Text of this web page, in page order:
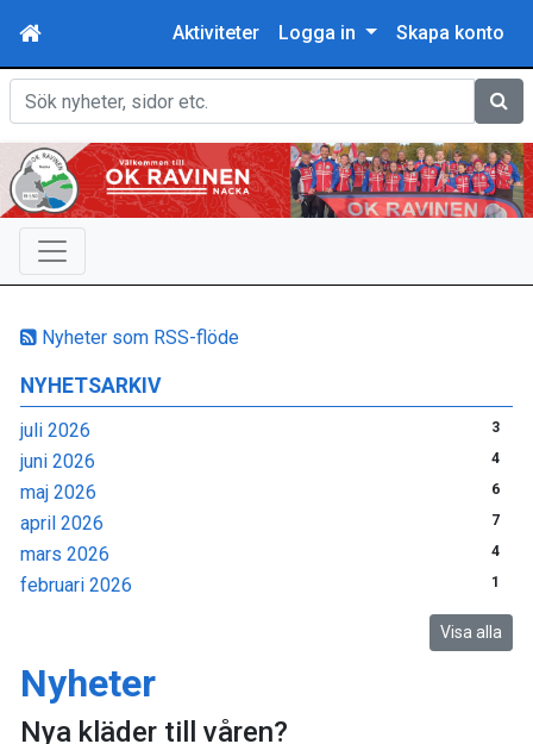
Aktiviteter Logga in Skapa konto
Sök
Nyheter som RSS-flöde
NYHETSARKIV
juli 2026 3
juni 2026 4
maj 2026 6
april 2026 7
mars 2026 4
februari 2026 1
Visa alla
Nyheter
Nya kläder till våren?